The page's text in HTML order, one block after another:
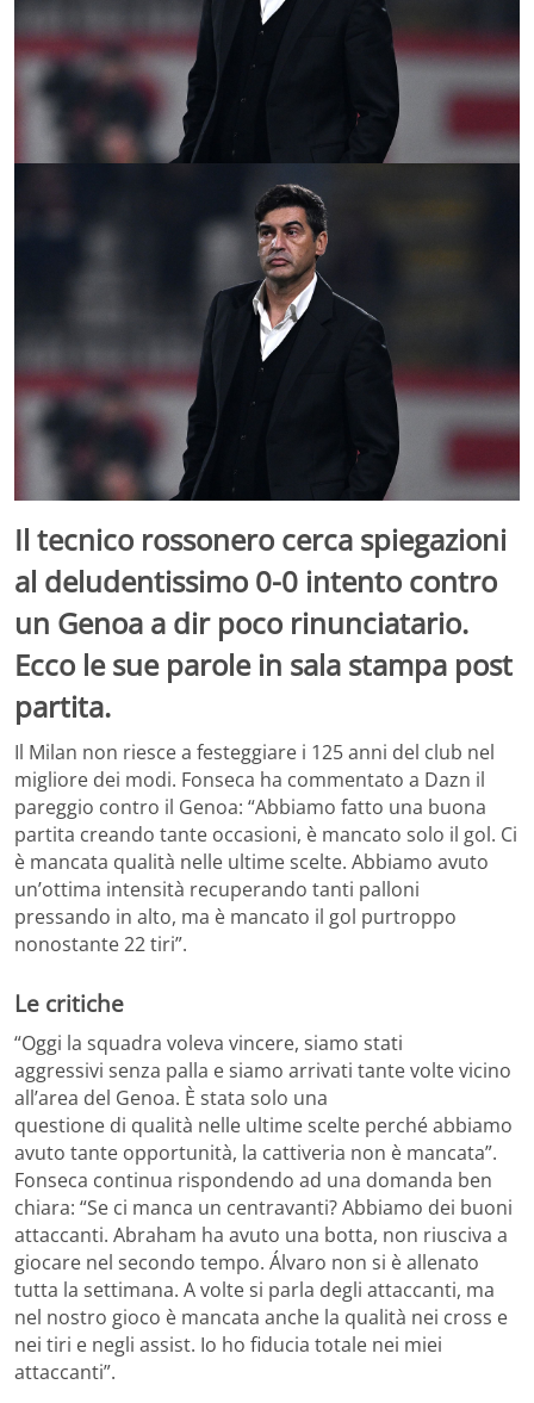
Il tecnico rossonero cerca spiegazioni
al deludentissimo 0-0 intento contro
un Genoa a dir poco rinunciatario.
Ecco le sue parole in sala stampa post
partita.
Il Milan non riesce a festeggiare i 125 anni del club nel
migliore dei modi. Fonseca ha commentato a Dazn il
pareggio contro il Genoa: “Abbiamo fatto una buona
partita creando tante occasioni, è mancato solo il gol. Ci
è mancata qualità nelle ultime scelte. Abbiamo avuto
un’ottima intensità recuperando tanti palloni
pressando in alto, ma è mancato il gol purtroppo
nonostante 22 tiri”.
Le critiche
“Oggi la squadra voleva vincere, siamo stati
aggressivi senza palla e siamo arrivati tante volte vicino
all’area del Genoa. È stata solo una
questione di qualità nelle ultime scelte perché abbiamo
avuto tante opportunità, la cattiveria non è mancata”.
Fonseca continua rispondendo ad una domanda ben
chiara: “Se ci manca un centravanti? Abbiamo dei buoni
attaccanti. Abraham ha avuto una botta, non riusciva a
giocare nel secondo tempo. Álvaro non si è allenato
tutta la settimana. A volte si parla degli attaccanti, ma
nel nostro gioco è mancata anche la qualità nei cross e
nei tiri e negli assist. Io ho fiducia totale nei miei
attaccanti”.